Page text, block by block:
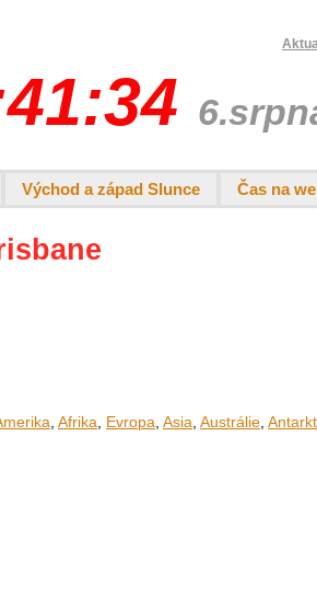
Východ a západ Slunce Čas na
, Afrika, Evropa, Asia, Austrálie,